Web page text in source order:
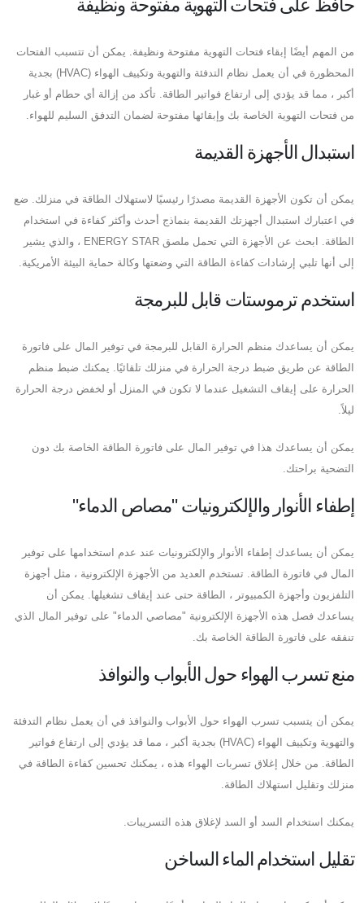
حافظ على فتحات التهوية مفتوحة ونظيفة
من المهم أيضًا إبقاء فتحات التهوية مفتوحة ونظيفة. يمكن أن تتسبب الفتحات
المحظورة في أن يعمل نظام التدفئة والتهوية وتكييف الهواء (HVAC) بجدية
أكبر ، مما قد يؤدي إلى ارتفاع فواتير الطاقة. تأكد من إزالة أي حطام أو غبار
من فتحات التهوية الخاصة بك وإبقائها مفتوحة لضمان التدفق السليم للهواء.
استبدال الأجهزة القديمة
يمكن أن تكون الأجهزة القديمة مصدرًا رئيسيًا لاستهلاك الطاقة في منزلك. ضع
في اعتبارك استبدال أجهزتك القديمة بنماذج أحدث وأكثر كفاءة في استخدام
الطاقة. ابحث عن الأجهزة التي تحمل ملصق ENERGY STAR ، والذي يشير
إلى أنها تلبي إرشادات كفاءة الطاقة التي وضعتها وكالة حماية البيئة الأمريكية.
استخدم ترموستات قابل للبرمجة
يمكن أن يساعدك منظم الحرارة القابل للبرمجة في توفير المال على فاتورة
الطاقة عن طريق ضبط درجة الحرارة في منزلك تلقائيًا. يمكنك ضبط منظم
الحرارة على إيقاف التشغيل عندما لا تكون في المنزل أو لخفض درجة الحرارة
ليلاً.
يمكن أن يساعدك هذا في توفير المال على فاتورة الطاقة الخاصة بك دون
التضحية براحتك.
إطفاء الأنوار والإلكترونيات "مصاص الدماء"
يمكن أن يساعدك إطفاء الأنوار والإلكترونيات عند عدم استخدامها على توفير
المال في فاتورة الطاقة. تستخدم العديد من الأجهزة الإلكترونية ، مثل أجهزة
التلفزيون وأجهزة الكمبيوتر ، الطاقة حتى عند إيقاف تشغيلها. يمكن أن
يساعدك فصل هذه الأجهزة الإلكترونية "مصاصي الدماء" على توفير المال الذي
تنفقه على فاتورة الطاقة الخاصة بك.
منع تسرب الهواء حول الأبواب والنوافذ
يمكن أن يتسبب تسرب الهواء حول الأبواب والنوافذ في أن يعمل نظام التدفئة
والتهوية وتكييف الهواء (HVAC) بجدية أكبر ، مما قد يؤدي إلى ارتفاع فواتير
الطاقة. من خلال إغلاق تسربات الهواء هذه ، يمكنك تحسين كفاءة الطاقة في
منزلك وتقليل استهلاك الطاقة.
يمكنك استخدام السد أو السد لإغلاق هذه التسريبات.
تقليل استخدام الماء الساخن